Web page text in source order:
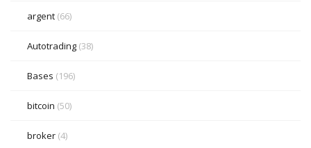
argent (66)
Autotrading (38)
Bases (196)
bitcoin (50)
broker (4)